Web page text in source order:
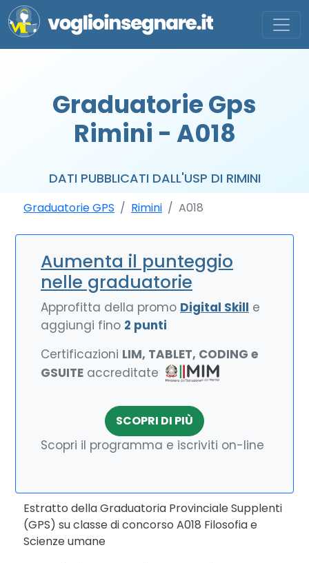
Graduatorie Gps
Rimini - A018
DATI PUBBLICATI DALL'USP DI RIMINI
Graduatorie GPS Rimini A018
Aumenta il punteggio
nelle graduatorie
Approfitta della promo Digital Skill e
aggiungi fino 2 punti
Certificazioni LIM, TABLET, CODING e
GSUITE accreditate
SCOPRI DI PIÙ
Scopri il programma e iscriviti on-line
Estratto della Graduatoria Provinciale Supplenti
(GPS) su classe di concorso A018 Filosofia e
Scienze umane